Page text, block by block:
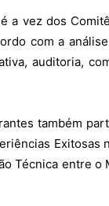
a vez dos
com a
auditoria,
também
Exitosas
Técnica entre